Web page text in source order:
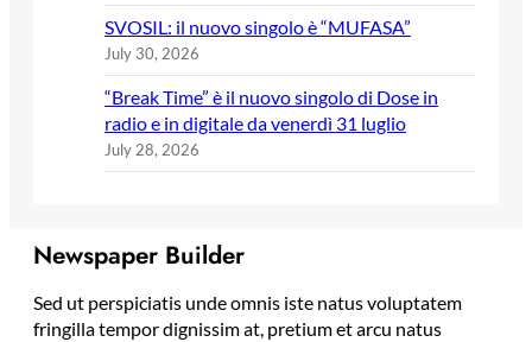
SVOSIL: il nuovo singolo è “MUFASA”
July 30, 2026
“Break Time” è il nuovo singolo di Dose in
radio e in digitale da venerdì 31 luglio
July 28, 2026
Newspaper Builder
Sed ut perspiciatis unde omnis iste natus voluptatem
fringilla tempor dignissim at, pretium et arcu natus